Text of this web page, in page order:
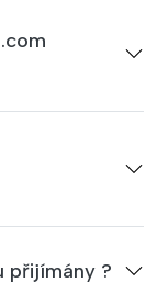
přijímány ?